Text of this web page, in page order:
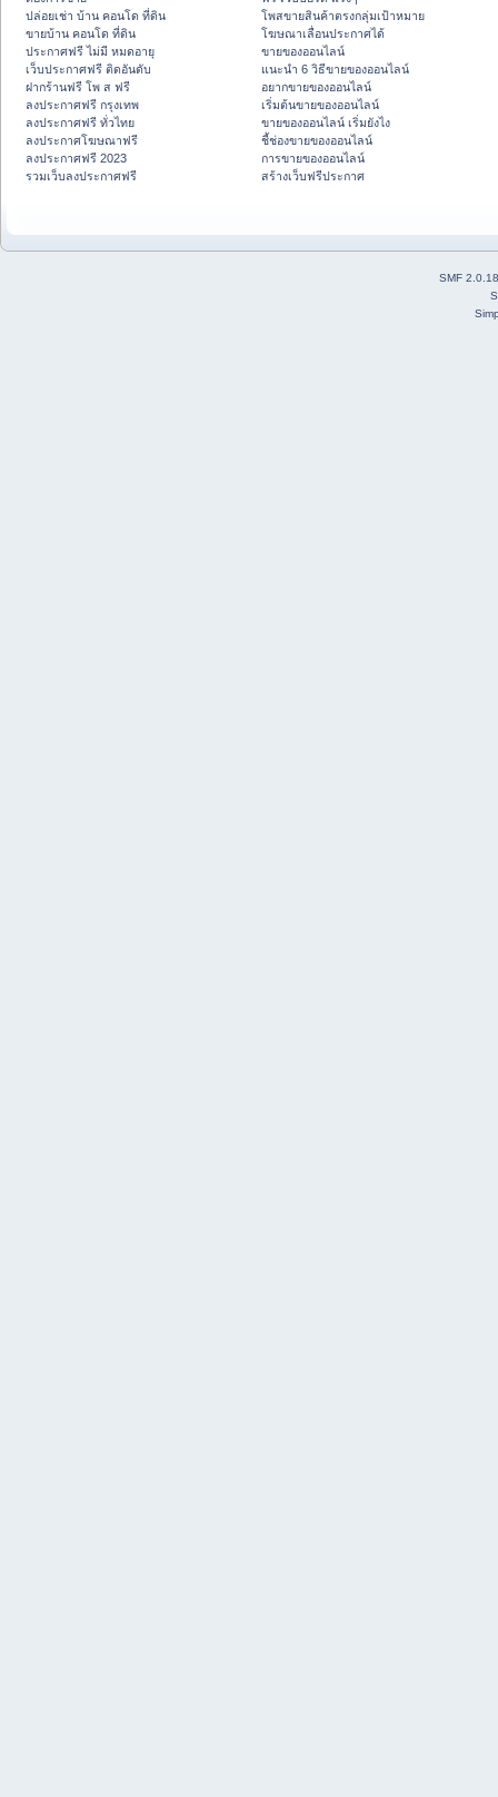
ปล่อยเช่า บ้าน คอนโด ที่ดิน
ขายบ้าน คอนโด ที่ดิน
ประกาศฟรี ไม่มี หมดอายุ
เว็บประกาศฟรี ติดอันดับ
ฝากร้านฟรี โพ ส ฟรี
ลงประกาศฟรี กรุงเทพ
ลงประกาศฟรี ทั่วไทย
ลงประกาศโฆษณาฟรี
ลงประกาศฟรี 2023
รวมเว็บลงประกาศฟรี
โพสขายสินค้าตรงกลุ่มเป้าหมาย
โฆษณาเลื่อนประกาศได้
ขายของออนไลน์
แนะนำ 6 วิธีขายของออนไลน์
อยากขายของออนไลน์
เริ่มต้นขายของออนไลน์
ขายของออนไลน์ เริ่มยังไง
ชี้ช่องขายของออนไลน์
การขายของออนไลน์
สร้างเว็บฟรีประกาศ
SMF 2.0.18